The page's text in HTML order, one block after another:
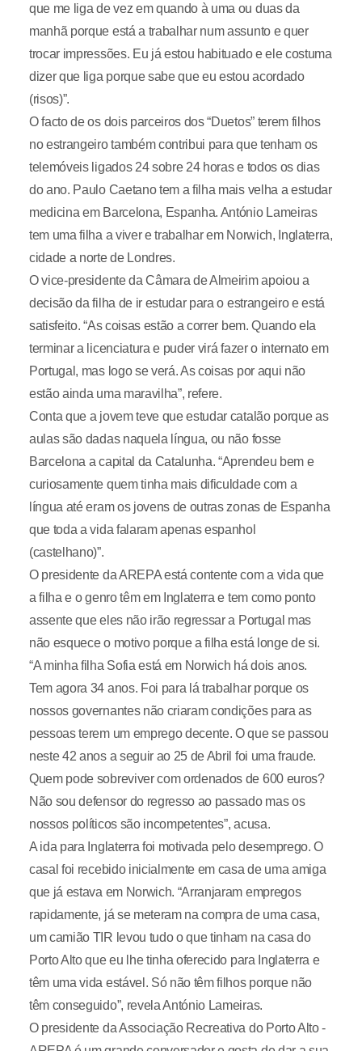
que me liga de vez em quando à uma ou duas da
manhã porque está a trabalhar num assunto e quer
trocar impressões. Eu já estou habituado e ele costuma
dizer que liga porque sabe que eu estou acordado
(risos)”.
O facto de os dois parceiros dos “Duetos” terem filhos
no estrangeiro também contribui para que tenham os
telemóveis ligados 24 sobre 24 horas e todos os dias
do ano. Paulo Caetano tem a filha mais velha a estudar
medicina em Barcelona, Espanha. António Lameiras
tem uma filha a viver e trabalhar em Norwich, Inglaterra,
cidade a norte de Londres.
O vice-presidente da Câmara de Almeirim apoiou a
decisão da filha de ir estudar para o estrangeiro e está
satisfeito. “As coisas estão a correr bem. Quando ela
terminar a licenciatura e puder virá fazer o internato em
Portugal, mas logo se verá. As coisas por aqui não
estão ainda uma maravilha”, refere.
Conta que a jovem teve que estudar catalão porque as
aulas são dadas naquela língua, ou não fosse
Barcelona a capital da Catalunha. “Aprendeu bem e
curiosamente quem tinha mais dificuldade com a
língua até eram os jovens de outras zonas de Espanha
que toda a vida falaram apenas espanhol
(castelhano)”.
O presidente da AREPA está contente com a vida que
a filha e o genro têm em Inglaterra e tem como ponto
assente que eles não irão regressar a Portugal mas
não esquece o motivo porque a filha está longe de si.
“A minha filha Sofia está em Norwich há dois anos.
Tem agora 34 anos. Foi para lá trabalhar porque os
nossos governantes não criaram condições para as
pessoas terem um emprego decente. O que se passou
neste 42 anos a seguir ao 25 de Abril foi uma fraude.
Quem pode sobreviver com ordenados de 600 euros?
Não sou defensor do regresso ao passado mas os
nossos políticos são incompetentes”, acusa.
A ida para Inglaterra foi motivada pelo desemprego. O
casal foi recebido inicialmente em casa de uma amiga
que já estava em Norwich. “Arranjaram empregos
rapidamente, já se meteram na compra de uma casa,
um camião TIR levou tudo o que tinham na casa do
Porto Alto que eu lhe tinha oferecido para Inglaterra e
têm uma vida estável. Só não têm filhos porque não
têm conseguido”, revela António Lameiras.
O presidente da Associação Recreativa do Porto Alto -